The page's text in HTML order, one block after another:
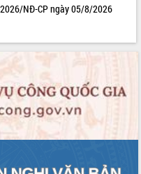
NĐ-CP ngày 05/8/2026